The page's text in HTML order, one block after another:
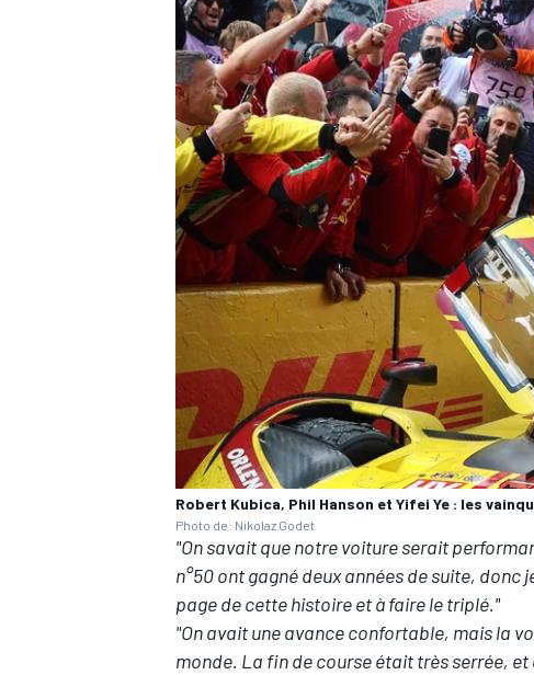
AUTRES CHAMPIONNATS
Robert Kubica, Phil Hanson et Yifei Ye : les
Photo de: Nikolaz Godet
"On savait que notre voiture serait
n°50 ont gagné deux années de suite,
page de cette histoire et à faire le triplé."
"On avait une avance confortable, mais la
monde. La fin de course était très serrée,